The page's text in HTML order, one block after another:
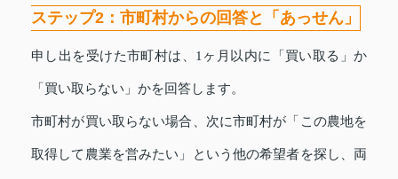
ステップ2：市町村からの回答と「あっせん」
申し出を受けた市町村は、1ヶ月以内に「買い取る」か
「買い取らない」かを回答します。
市町村が買い取らない場合、次に市町村が「この農地を
取得して農業を営みたい」という他の希望者を探し、両